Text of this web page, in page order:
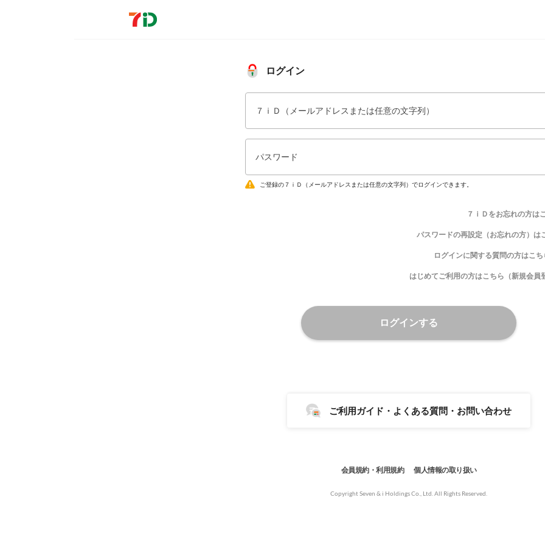
ログイン
７ｉＤ（メールアドレスまたは任意の文字列）
パスワード
ご登録の７ｉＤ（メールアドレスまたは任意の文字列）でログインできます。
７ｉＤをお忘れの方は
パスワードの再設定（お忘れの方）は
ログインに関する質問の方はこち
はじめてご利用の方はこちら（新規会員
ログインする
ご利用ガイド・よくある質問・お問い合わせ
会員規約・利用規約 個人情報の取り扱い
Copyright Seven & i Holdings Co., Ltd. All Rights Reserved.